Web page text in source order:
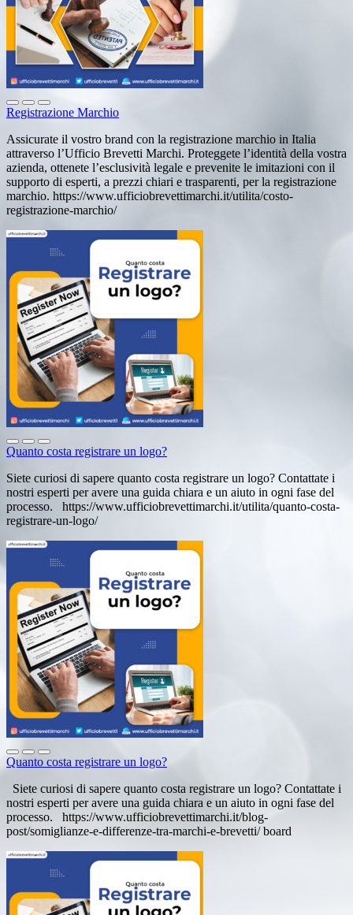
Registrazione Marchio
Assicurate il vostro brand con la registrazione marchio in Italia
attraverso l’Ufficio Brevetti Marchi. Proteggete l’identità della vostra
azienda, ottenete l’esclusività legale e prevenite le imitazioni con il
supporto di esperti, a prezzi chiari e trasparenti, per la registrazione
marchio. https://www.ufficiobrevettimarchi.it/utilita/costo-
registrazione-marchio/
Quanto costa registrare un logo?
Siete curiosi di sapere quanto costa registrare un logo? Contattate i
nostri esperti per avere una guida chiara e un aiuto in ogni fase del
processo. https://www.ufficiobrevettimarchi.it/utilita/quanto-costa-
registrare-un-logo/
Quanto costa registrare un logo?
Siete curiosi di sapere quanto costa registrare un logo? Contattate i
nostri esperti per avere una guida chiara e un aiuto in ogni fase del
processo. https://www.ufficiobrevettimarchi.it/blog-
post/somiglianze-e-differenze-tra-marchi-e-brevetti/ board